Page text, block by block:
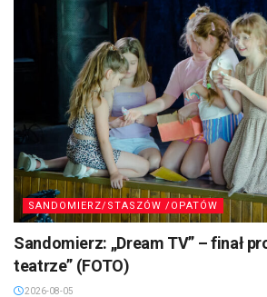
SANDOMIERZ/STASZÓW /OPATÓW
Sandomierz: „Dream TV” – finał
teatrze” (FOTO)
2026-08-05